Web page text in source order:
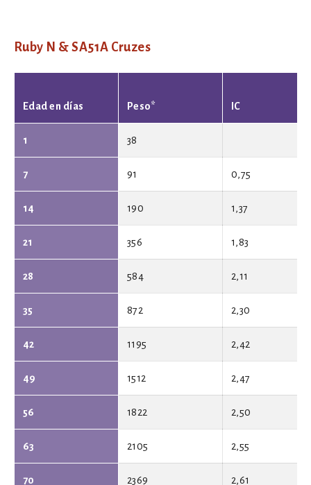
Ruby N & SA51A Cruzes
Edad en días Peso* IC
1 38
7 91 0,75
14 190 1,37
21 356 1,83
28 584 2,11
35 872 2,30
42 1195 2,42
49 1512 2,47
56 1822 2,50
63 2105 2,55
70 2369 2,61